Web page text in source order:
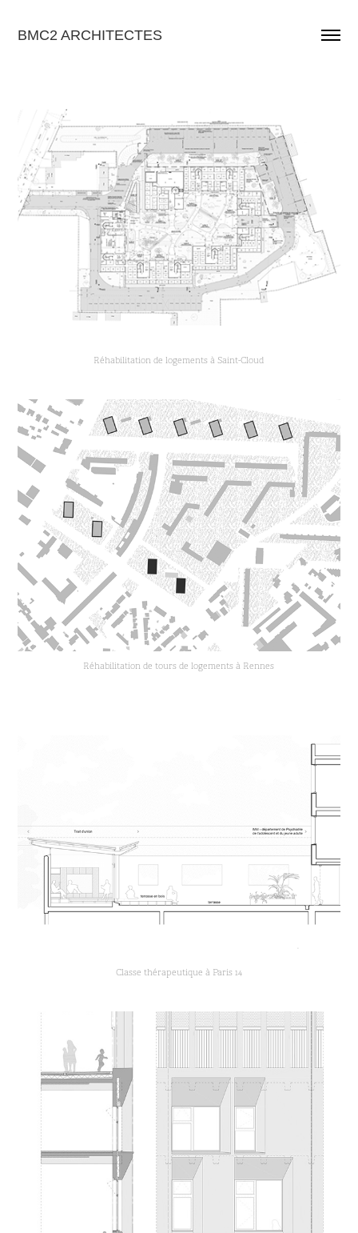
BMC2 ARCHITECTES
Réhabilitation de logements à Saint-Cloud
Réhabilitation de tours de logements à Rennes
Classe thérapeutique à Paris 14